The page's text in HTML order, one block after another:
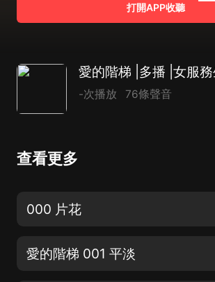
打開APP收聽
-次播放 76條聲音
查看更多
000 片花
愛的階梯 001 平淡